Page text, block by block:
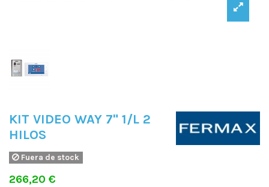
KIT VIDEO WAY 7" 1/L 2
HILOS
Fuera de stock
266,20 €